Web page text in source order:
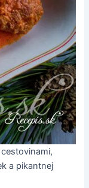
a pikantnej